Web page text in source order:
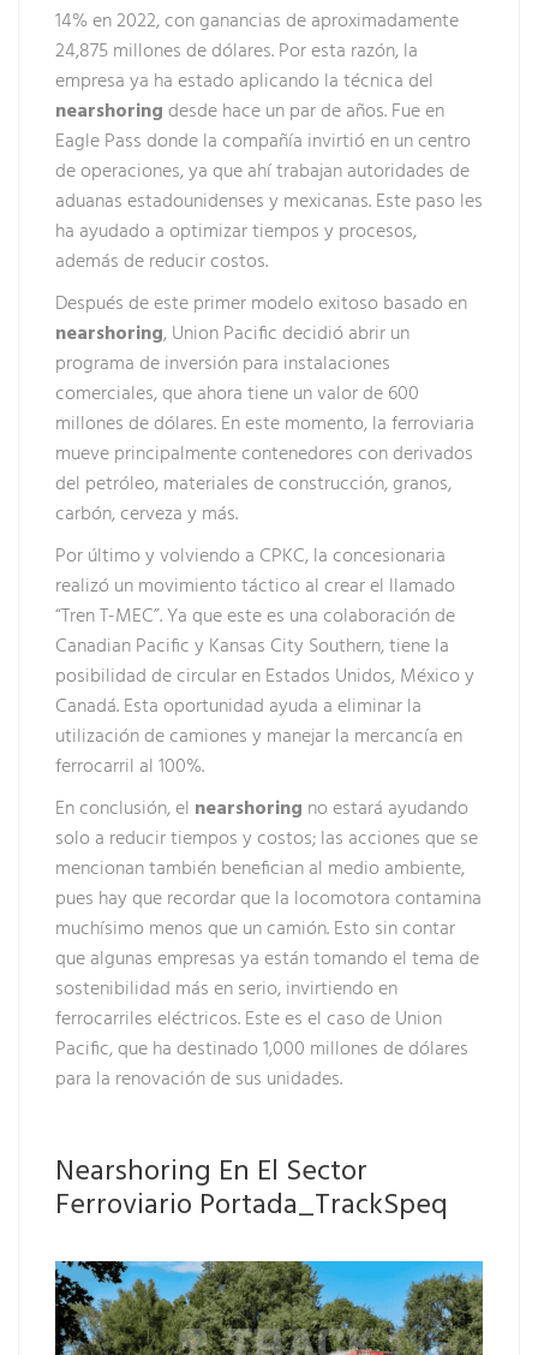
14% en 2022, con ganancias de aproximadamente
24,875 millones de dólares. Por esta razón, la
empresa ya ha estado aplicando la técnica del
nearshoringdesde hace un par de años. Fue en
Eagle Pass donde la compañía invirtió en un centro
de operaciones, ya que ahí trabajan autoridades de
aduanas estadounidenses y mexicanas. Este paso les
ha ayudado a optimizar tiempos y procesos,
además de reducir costos.
Después de este primer modelo exitoso basado en
nearshoring, Union Pacific decidió abrir un
programa de inversión para instalaciones
comerciales, que ahora tiene un valor de 600
millones de dólares. En este momento, la ferroviaria
mueve principalmente contenedores con derivados
del petróleo, materiales de construcción, granos,
carbón, cerveza y más.
Por último y volviendo a CPKC, la concesionaria
realizó un movimiento táctico al crear el llamado
“Tren T-MEC”. Ya que este es una colaboración de
Canadian Pacific y Kansas City Southern, tiene la
posibilidad de circular en Estados Unidos, México y
Canadá. Esta oportunidad ayuda a eliminar la
utilización de camiones y manejar la mercancía en
ferrocarril al 100%.
En conclusión, el nearshoring no estará ayudando
solo a reducir tiempos y costos; las acciones que se
mencionan también benefician al medio ambiente,
pues hay que recordar que la locomotora contamina
muchísimo menos que un camión. Esto sin contar
que algunas empresas ya están tomando el tema de
sostenibilidad más en serio, invirtiendo en
ferrocarriles eléctricos. Este es el caso de Union
Pacific, que ha destinado 1,000 millones de dólares
para la renovación de sus unidades.
Nearshoring En El Sector
Ferroviario Portada_TrackSpeq